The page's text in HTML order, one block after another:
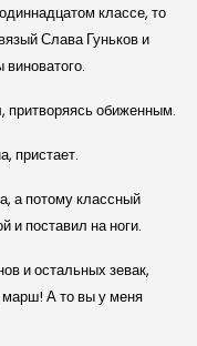
классе, то
Слава Гуньков и
обиженным.
пристает.
а потому классный
и поставил на ноги.
и остальных зевак,
А то вы у меня